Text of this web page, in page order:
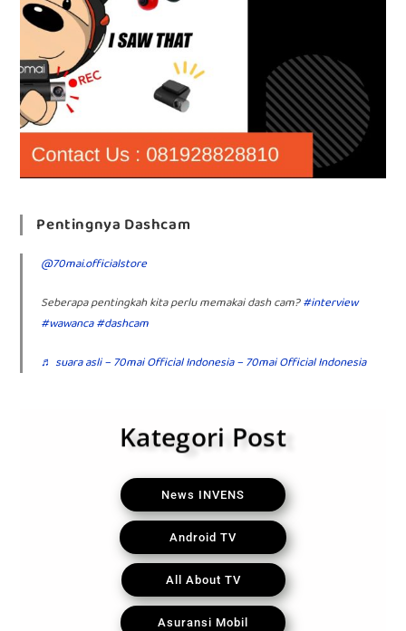
Pentingnya Dashcam
@70mai.officialstore
Seberapa pentingkah kita perlu memakai dash cam?#interview
#wawanca#dashcam
♬ suara asli – 70mai Official Indonesia – 70mai Official Indonesia
Kategori Post
News INVENS
Android TV
All About TV
Asuransi Mobil